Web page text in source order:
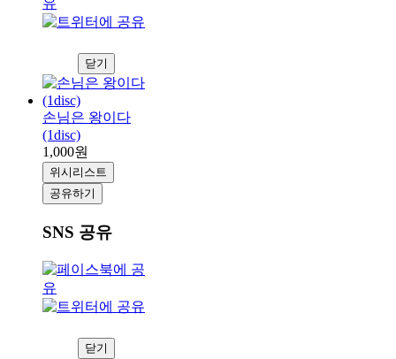
닫기
손님은 왕이다
(1disc)
1,000원
위시리스트
공유하기
SNS 공유
닫기